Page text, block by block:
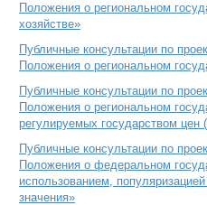
Положения о региональном
хозяйстве»
Публичные консультации по
Положения о региональном
Публичные консультации по
Положения о региональном
регулируемых государством цен
Публичные консультации по
Положения о федеральном
использованием,
значения»